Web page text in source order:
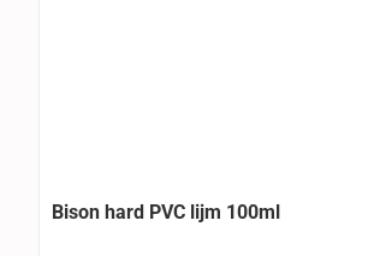
Bison hard PVC lijm 100ml